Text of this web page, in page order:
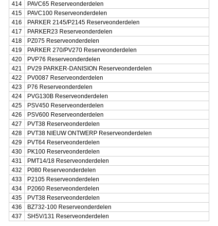
414
PAVC65 Reserveonderdelen
415
PAVC100 Reserveonderdelen
416
PARKER 2145/P2145 Reserveonderdelen
417
PARKER23 Reserveonderdelen
418
PZ075 Reserveonderdelen
419
PARKER 270/PV270 Reserveonderdelen
420
PVP76 Reserveonderdelen
421
PV29 PARKER-DANISION Reserveonderdelen
422
PV0087 Reserveonderdelen
423
P76 Reserveonderdelen
424
PVG130B Reserveonderdelen
425
PSV450 Reserveonderdelen
426
PSV600 Reserveonderdelen
427
PVT38 Reserveonderdelen
428
PVT38 NIEUW ONTWERP Reserveonderdelen
429
PVT64 Reserveonderdelen
430
PK100 Reserveonderdelen
431
PMT14/18 Reserveonderdelen
432
P080 Reserveonderdelen
433
P2105 Reserveonderdelen
434
P2060 Reserveonderdelen
435
PVT38 Reserveonderdelen
436
BZ732-100 Reserveonderdelen
437
SH5V/131 Reserveonderdelen